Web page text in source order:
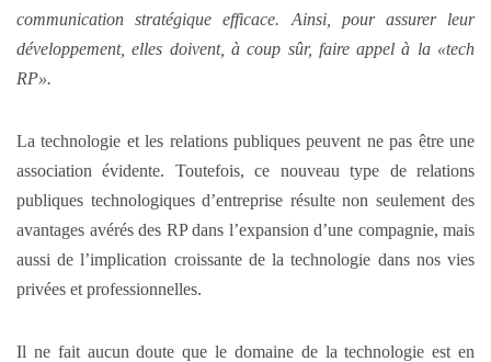
communication stratégique efficace. Ainsi, pour assurer leur
développement, elles doivent, à coup sûr, faire appel à la «tech
RP».
La technologie et les relations publiques peuvent ne pas être une
association évidente. Toutefois, ce nouveau type de relations
publiques technologiques d’entreprise résulte non seulement des
avantages avérés des RP dans l’expansion d’une compagnie, mais
aussi de l’implication croissante de la technologie dans nos vies
privées et professionnelles.
Il ne fait aucun doute que le domaine de la technologie est en